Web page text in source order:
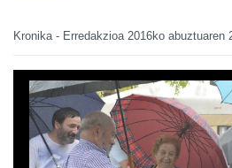
Kronika - Erredakzioa 2016ko abuztuaren